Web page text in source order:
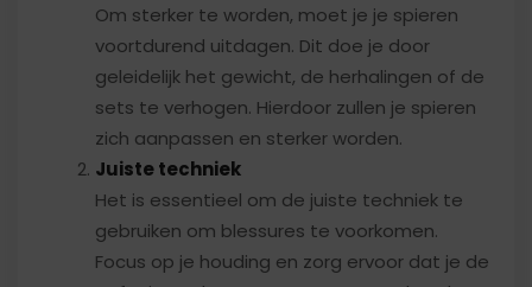
Om sterker te worden, moet je je spieren
voortdurend uitdagen. Dit doe je door
geleidelijk het gewicht, de herhalingen of de
sets te verhogen. Hierdoor zullen je spieren
zich aanpassen en sterker worden.
Juiste techniek
Het is essentieel om de juiste techniek te
gebruiken om blessures te voorkomen.
Focus op je houding en zorg ervoor dat je de